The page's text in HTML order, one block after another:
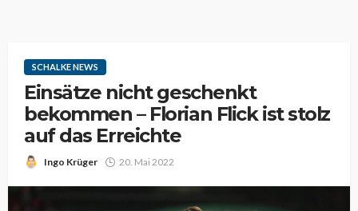
SCHALKE NEWS
Einsätze nicht geschenkt
bekommen – Florian Flick ist stolz
auf das Erreichte
Ingo Krüger 20. Mai 2022